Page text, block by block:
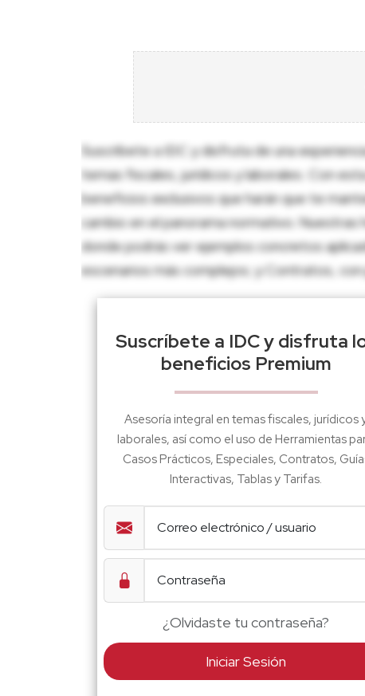
Suscríbete a IDC y disfruta de una
temas fiscales, jurídicos y laborales. Con
beneficios exclusivos que harán que te
cambio en el panorama normativo.
donde podrás ver ejemplos concretos
escenarios más complejos; y Contratos, con
Suscríbete a IDC y disfruta
beneficios Premium
Asesoría integral en temas fiscales, jurídicos
laborales, así como el uso de Herramientas
Casos Prácticos, Especiales, Contratos,
Interactivas, Tablas y Tarifas.
¿Olvidaste tu contraseña?
Iniciar Sesión